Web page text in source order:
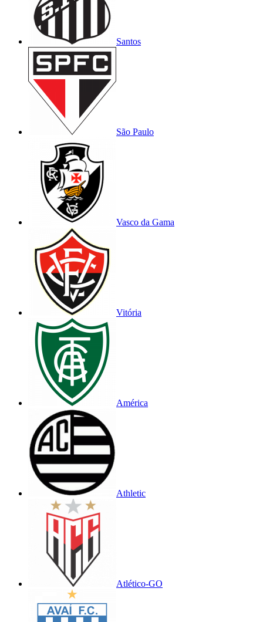
Santos
São Paulo
Vasco da Gama
Vitória
América
Athletic
Atlético-GO